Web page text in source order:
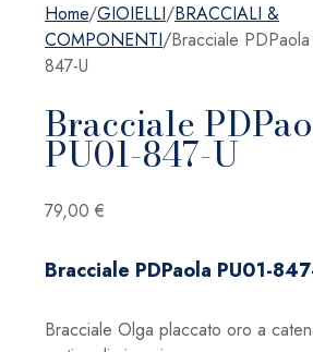
Home/GIOIELLI/BRACCIALI &
COMPONENTI/Bracciale
847-U
Bracciale
PU01-847-U
79,00 €
Bracciale PDPaola PU01-
Bracciale Olga placcato oro a